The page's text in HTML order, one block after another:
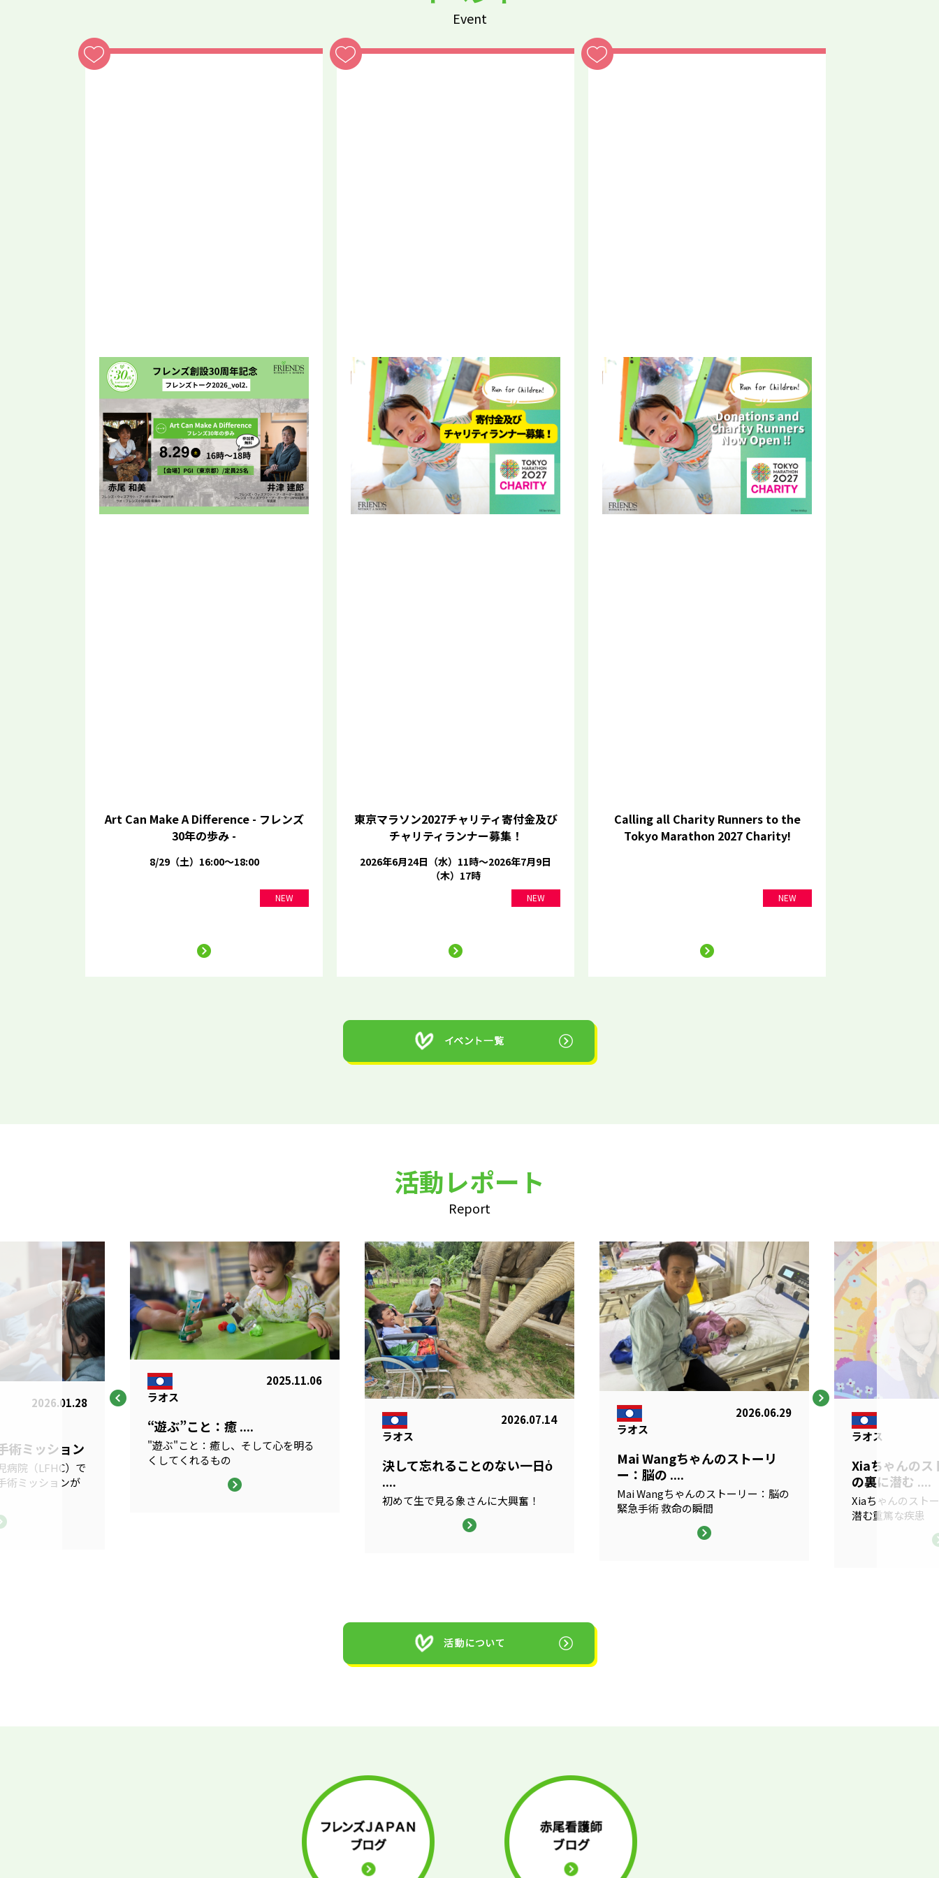
Event
Art Can Make A Difference - フレンズ
30年の歩み -
8/29（土）16:00～18:00
NEW
東京マラソン2027チャリティ寄付金及び
チャリティランナー募集！
2026年6月24日（水）11時～2026年7月9日
（木）17時
NEW
Calling all Charity Runners to the
Tokyo Marathon 2027 Charity!
NEW
活動レポート
Report
2026.01.28
術ミッション
病院（LFHC）で
術ミッションが
ラオス
2025.11.06
“遊ぶ”こと：癒 ....
"遊ぶ"こと：癒し、そして心を明る
くしてくれるもの
ラオス
2026.07.14
決して忘れることのない一日ὁ
....
初めて生で見る象さんに大興奮！
ラオス
2026.06.29
Mai Wangちゃんのストーリ
ー：脳の ....
Mai Wangちゃんのストーリー：脳の
緊急手術 救命の瞬間
ラオス
Xiaちゃんのス
の裏に潜む ....
Xiaちゃんのスト
潜む重篤な疾患